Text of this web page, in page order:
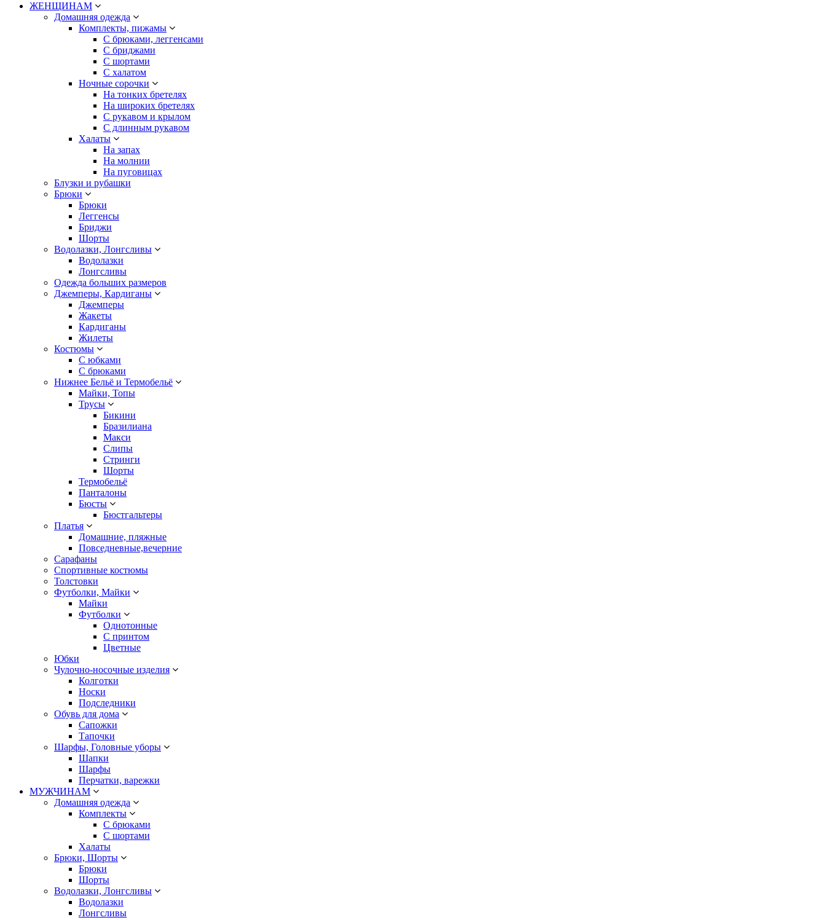
ЖЕНЩИНАМ
Домашняя одежда
Комплекты, пижамы
С брюками, леггенсами
С бриджами
С шортами
С халатом
Ночные сорочки
На тонких бретелях
На широких бретелях
С рукавом и крылом
С длинным рукавом
Халаты
На запах
На молнии
На пуговицах
Блузки и рубашки
Брюки
Брюки
Леггенсы
Бриджи
Шорты
Водолазки, Лонгсливы
Водолазки
Лонгсливы
Одежда больших размеров
Джемперы, Кардиганы
Джемперы
Жакеты
Кардиганы
Жилеты
Костюмы
С юбками
С брюками
Нижнее Бельё и Термобельё
Майки, Топы
Трусы
Бикини
Бразилиана
Макси
Слипы
Стринги
Шорты
Термобельё
Панталоны
Бюсты
Бюстгальтеры
Платья
Домашние, пляжные
Повседневные,вечерние
Сарафаны
Спортивные костюмы
Толстовки
Футболки, Майки
Майки
Футболки
Однотонные
С принтом
Цветные
Юбки
Чулочно-носочные изделия
Колготки
Носки
Подследники
Обувь для дома
Сапожки
Тапочки
Шарфы, Головные уборы
Шапки
Шарфы
Перчатки, варежки
МУЖЧИНАМ
Домашняя одежда
Комплекты
С брюками
С шортами
Халаты
Брюки, Шорты
Брюки
Шорты
Водолазки, Лонгсливы
Водолазки
Лонгсливы